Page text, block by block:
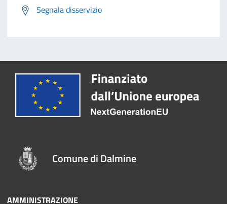
Segnala disservizio
Comune di Dalmine
AMMINISTRAZIONE